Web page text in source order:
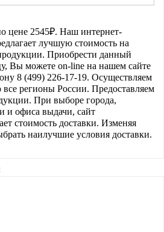
цене 2545₽. Наш интернет-
лучшую стоимость на
Приобрести данный
Вы можете on-line на нашем сайте
8 (499) 226-17-19. Осуществляем
регионы России. Предоставляем
При выборе города,
и офиса выдачи, сайт
стоимость доставки. Изменяя
наилучшие условия доставки.